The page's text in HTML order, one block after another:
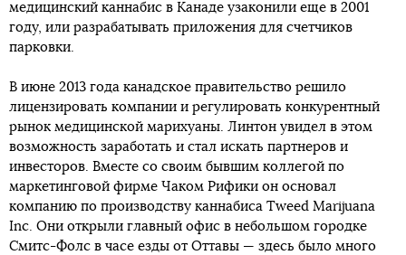
медицинский каннабис в Канаде узаконили еще в 2001
году, или разрабатывать приложения для счетчиков
парковки.
В июне 2013 года канадское правительство решило
лицензировать компании и регулировать конкурентный
рынок медицинской марихуаны. Линтон увидел в этом
возможность заработать и стал искать партнеров и
инвесторов. Вместе со своим бывшим коллегой по
маркетинговой фирме Чаком Рифики он основал
компанию по производству каннабиса Tweed Marijuana
Inc. Они открыли главный офис в небольшом городке
Смитс-Фолс в часе езды от Оттавы — здесь было много